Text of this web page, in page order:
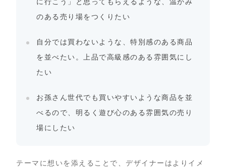
に行こう」と思ってもらえるような、温かみ
のある売り場をつくりたい
自分では買わないような、特別感のある商品
を並べたい。上品で高級感のある雰囲気にし
たい
お孫さん世代でも買いやすいような商品を並
べるので、明るく遊び心のある雰囲気の売り
場にしたい
テーマに想いを添えることで、デザイナーはよりイメ